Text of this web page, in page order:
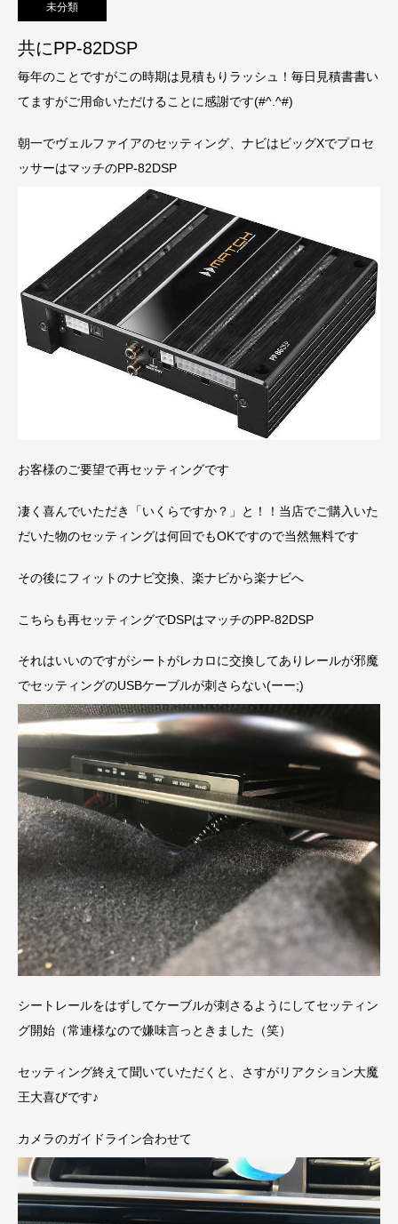
未分類
共にPP-82DSP
毎年のことですがこの時期は見積もりラッシュ！毎日見積書書い
てますがご用命いただけることに感謝です(#^.^#)
朝一でヴェルファイアのセッティング、ナビはビッグXでプロセ
ッサーはマッチのPP-82DSP
お客様のご要望で再セッティングです
凄く喜んでいただき「いくらですか？」と！！当店でご購入いた
だいた物のセッティングは何回でもOKですので当然無料です
その後にフィットのナビ交換、楽ナビから楽ナビへ
こちらも再セッティングでDSPはマッチのPP-82DSP
それはいいのですがシートがレカロに交換してありレールが邪魔
でセッティングのUSBケーブルが刺さらない(ーー;)
シートレールをはずしてケーブルが刺さるようにしてセッティン
グ開始（常連様なので嫌味言っときました（笑）
セッティング終えて聞いていただくと、さすがリアクション大魔
王大喜びです♪
カメラのガイドライン合わせて